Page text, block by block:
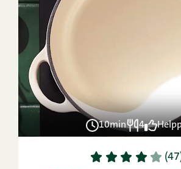
10min 4
1 2 3 4 5